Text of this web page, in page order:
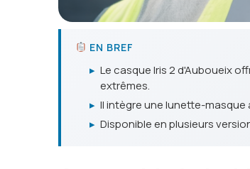
EN BREF
▸ Le casque Iris 2 d'Auboueix
extrêmes.
▸ Il intègre une lunette-
▸ Disponible en plusieurs